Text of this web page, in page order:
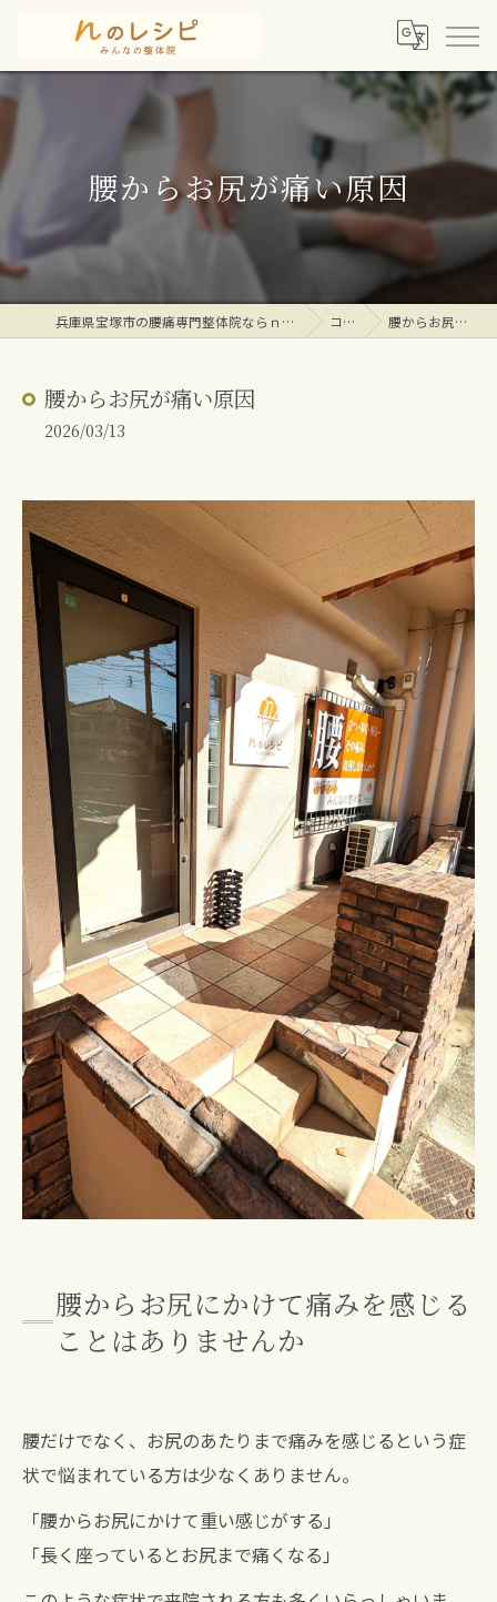
腰からお尻が痛い原因
兵庫県宝塚市の腰痛専門整体院ならｎのレシピみんなの整体院 コラム 腰からお尻が痛い原因
腰からお尻が痛い原因
2026/03/13
腰からお尻にかけて痛みを感じる
ことはありませんか
腰だけでなく、お尻のあたりまで痛みを感じるという症
状で悩まれている方は少なくありません。
「腰からお尻にかけて重い感じがする」
「長く座っているとお尻まで痛くなる」